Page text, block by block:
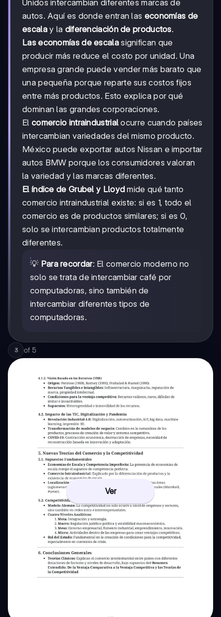
Unidos intercambian diferentes marcas de
autos. Aquí es donde entran las economías de
escalay la diferenciación de productos.
Las economías de escalasignifican que
producir más reduce el costo por unidad. Una
empresa grande puede vender más barato que
una pequeña porque reparte sus costos fijos
entre más productos. Esto explica por qué
dominan las grandes corporaciones.
El comercio intraindustrial ocurre cuando países
intercambian variedades del mismo producto.
México puede exportar autos Nissan e importar
autos BMW porque los consumidores valoran
la variedad y las marcas diferentes.
El índice de Grubel y Lloyd mide qué tanto
comercio intraindustrial existe: si es 1, todo el
comercio es de productos similares; si es 0,
solo se intercambian productos totalmente
diferentes.
💡 Para recordar: El comercio moderno no
solo se trata de intercambiar café por
computadoras, sino también de
intercambiar diferentes tipos de
computadoras.
3 of 5
Ver